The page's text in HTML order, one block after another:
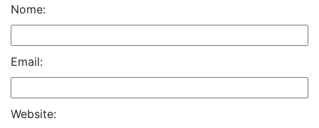
Nome:
Email:
Website: